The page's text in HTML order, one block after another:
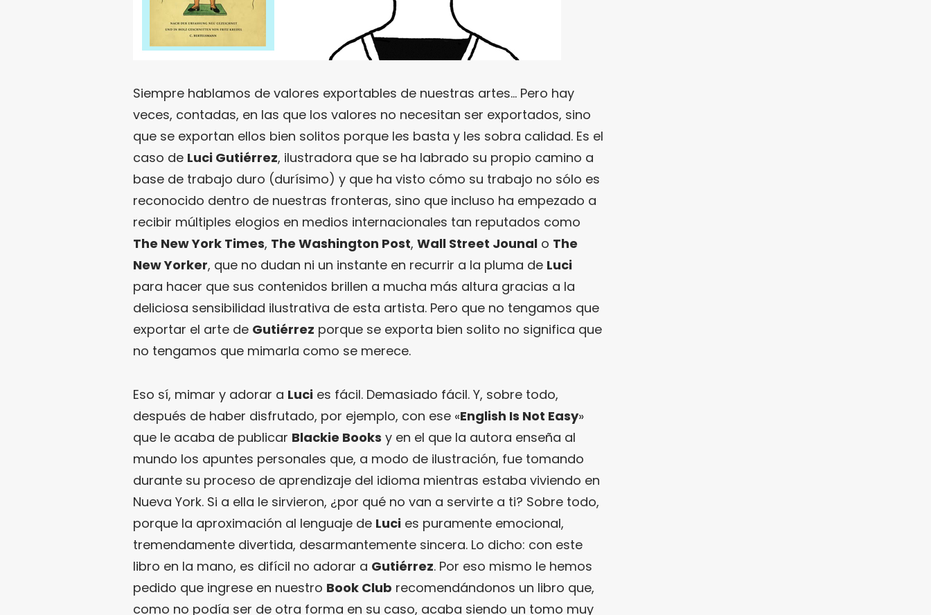
Siempre hablamos de valores exportables de nuestras artes… Pero hay
veces, contadas, en las que los valores no necesitan ser exportados, sino
que se exportan ellos bien solitos porque les basta y les sobra calidad. Es el
caso de Luci Gutiérrez, ilustradora que se ha labrado su propio camino a
base de trabajo duro (durísimo) y que ha visto cómo su trabajo no sólo es
reconocido dentro de nuestras fronteras, sino que incluso ha empezado a
recibir múltiples elogios en medios internacionales tan reputados como
The New York Times, The Washington Post, Wall Street Jounal o The
New Yorker, que no dudan ni un instante en recurrir a la pluma de Luci
para hacer que sus contenidos brillen a mucha más altura gracias a la
deliciosa sensibilidad ilustrativa de esta artista. Pero que no tengamos que
exportar el arte de Gutiérrez porque se exporta bien solito no significa que
no tengamos que mimarla como se merece.
Eso sí, mimar y adorar a Luci es fácil. Demasiado fácil. Y, sobre todo,
después de haber disfrutado, por ejemplo, con ese «English Is Not Easy»
que le acaba de publicar Blackie Books y en el que la autora enseña al
mundo los apuntes personales que, a modo de ilustración, fue tomando
durante su proceso de aprendizaje del idioma mientras estaba viviendo en
Nueva York. Si a ella le sirvieron, ¿por qué no van a servirte a ti? Sobre todo,
porque la aproximación al lenguaje de Luci es puramente emocional,
tremendamente divertida, desarmantemente sincera. Lo dicho: con este
libro en la mano, es difícil no adorar a Gutiérrez. Por eso mismo le hemos
pedido que ingrese en nuestro Book Club recomendándonos un libro que,
como no podía ser de otra forma en su caso, acaba siendo un tomo muy